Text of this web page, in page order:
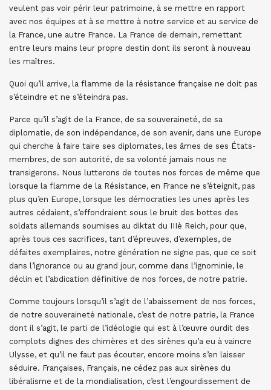
veulent pas voir périr leur patrimoine, à se mettre en rapport
avec nos équipes et à se mettre à notre service et au service de
la France, une autre France. La France de demain, remettant
entre leurs mains leur propre destin dont ils seront à nouveau
les maîtres.
Quoi qu’il arrive, la flamme de la résistance française ne doit pas
s’éteindre et ne s’éteindra pas.
Parce qu’il s’agit de la France, de sa souveraineté, de sa
diplomatie, de son indépendance, de son avenir, dans une Europe
qui cherche à faire taire ses diplomates, les âmes de ses États-
membres, de son autorité, de sa volonté jamais nous ne
transigerons. Nous lutterons de toutes nos forces de même que
lorsque la flamme de la Résistance, en France ne s’éteignit, pas
plus qu’en Europe, lorsque les démocraties les unes après les
autres cédaient, s’effondraient sous le bruit des bottes des
soldats allemands soumises au diktat du IIIè Reich, pour que,
après tous ces sacrifices, tant d’épreuves, d’exemples, de
défaites exemplaires, notre génération ne signe pas, que ce soit
dans l’ignorance ou au grand jour, comme dans l’ignominie, le
déclin et l’abdication définitive de nos forces, de notre patrie.
Comme toujours lorsqu’il s’agit de l’abaissement de nos forces,
de notre souveraineté nationale, c’est de notre patrie, la France
dont il s’agit, le parti de l’idéologie qui est à l’œuvre ourdit des
complots dignes des chimères et des sirènes qu’a eu à vaincre
Ulysse, et qu’il ne faut pas écouter, encore moins s’en laisser
séduire. Françaises, Français, ne cédez pas aux sirènes du
libéralisme et de la mondialisation, c’est l’engourdissement de